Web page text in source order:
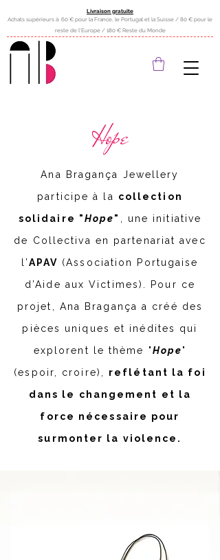
Livraison gratuite
Achats supérieurs à: 60 € pour la France, le Portugal et la Suisse / 80 € pour le
reste de l'Europe / 180 € Reste du Monde
Hope
Ana Bragança Jewellery
participe à la collection
solidaire "Hope" , une initiative
de Collectiva en partenariat avec
l’APAV (Association Portugaise
d’Aide aux Victimes). Pour ce
projet, Ana Bragança a créé des
pièces uniques et inédites qui
explorent le thème "Hope"
(espoir, croire), reflétant la foi
dans le changement et la
force nécessaire pour
surmonter la violence.